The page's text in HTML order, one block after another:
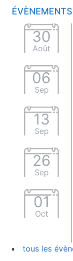
30
Août
06
Sep
13
Sep
26
Sep
01
Oct
tous les